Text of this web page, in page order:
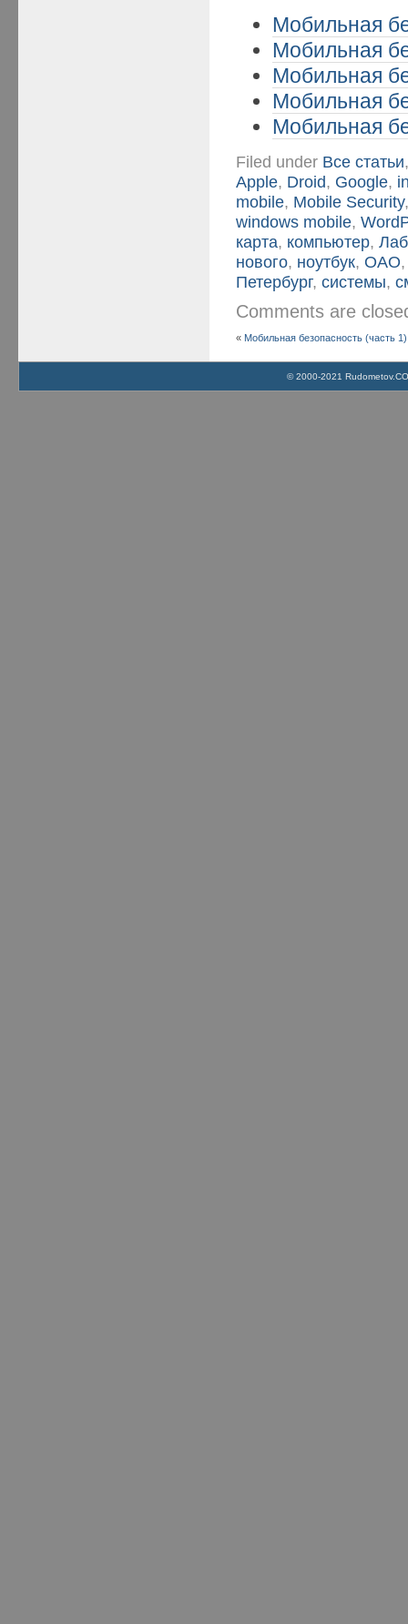
Мобильная
Мобильная
Мобильная
Мобильная
Мобильная
Filed under Все статьи
Apple, Droid, Google,
mobile, Mobile Security
windows mobile,
карта, компьютер,
нового, ноутбук,ОАО
Петербург,системы,
Comments are
« Мобильная безопасность (часть 1)
© 2000-2021